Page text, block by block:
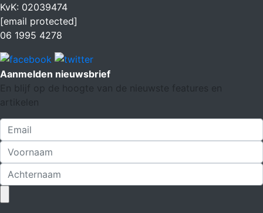
KvK: 02039474
[email protected]
06 1995 4278
Aanmelden nieuwsbrief
En blijf op de hoogte van de nieuwste features en
artikelen